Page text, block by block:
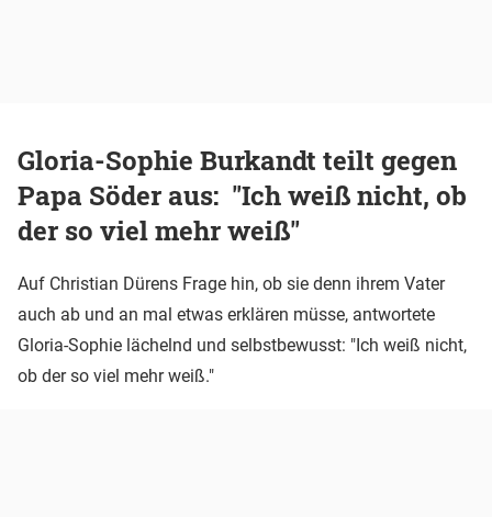
Gloria-Sophie Burkandt teilt gegen
Papa Söder aus: "Ich weiß nicht, ob
der so viel mehr weiß"
Auf Christian Dürens Frage hin, ob sie denn ihrem Vater
auch ab und an mal etwas erklären müsse, antwortete
Gloria-Sophie lächelnd und selbstbewusst: "Ich weiß nicht,
ob der so viel mehr weiß."